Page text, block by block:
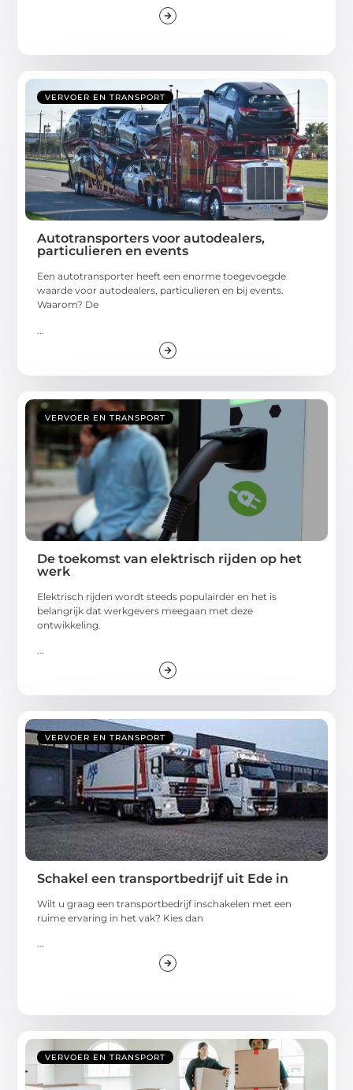
VERVOER EN TRANSPORT
Autotransporters voor autodealers,
particulieren en events
Een autotransporter heeft een enorme toegevoegde
waarde voor autodealers, particulieren en bij events.
Waarom? De
VERVOER EN TRANSPORT
De toekomst van elektrisch rijden op het
werk
Elektrisch rijden wordt steeds populairder en het is
belangrijk dat werkgevers meegaan met deze
ontwikkeling.
...
VERVOER EN TRANSPORT
Schakel een transportbedrijf uit Ede in
Wilt u graag een transportbedrijf inschakelen met een
ruime ervaring in het vak? Kies dan
...
VERVOER EN TRANSPORT